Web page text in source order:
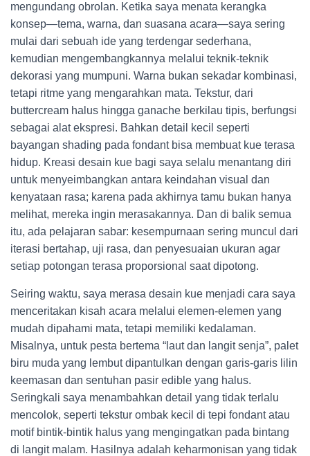
mengundang obrolan. Ketika saya menata kerangka
konsep—tema, warna, dan suasana acara—saya sering
mulai dari sebuah ide yang terdengar sederhana,
kemudian mengembangkannya melalui teknik-teknik
dekorasi yang mumpuni. Warna bukan sekadar kombinasi,
tetapi ritme yang mengarahkan mata. Tekstur, dari
buttercream halus hingga ganache berkilau tipis, berfungsi
sebagai alat ekspresi. Bahkan detail kecil seperti
bayangan shading pada fondant bisa membuat kue terasa
hidup. Kreasi desain kue bagi saya selalu menantang diri
untuk menyeimbangkan antara keindahan visual dan
kenyataan rasa; karena pada akhirnya tamu bukan hanya
melihat, mereka ingin merasakannya. Dan di balik semua
itu, ada pelajaran sabar: kesempurnaan sering muncul dari
iterasi bertahap, uji rasa, dan penyesuaian ukuran agar
setiap potongan terasa proporsional saat dipotong.
Seiring waktu, saya merasa desain kue menjadi cara saya
menceritakan kisah acara melalui elemen-elemen yang
mudah dipahami mata, tetapi memiliki kedalaman.
Misalnya, untuk pesta bertema “laut dan langit senja”, palet
biru muda yang lembut dipantulkan dengan garis-garis lilin
keemasan dan sentuhan pasir edible yang halus.
Seringkali saya menambahkan detail yang tidak terlalu
mencolok, seperti tekstur ombak kecil di tepi fondant atau
motif bintik-bintik halus yang mengingatkan pada bintang
di langit malam. Hasilnya adalah keharmonisan yang tidak